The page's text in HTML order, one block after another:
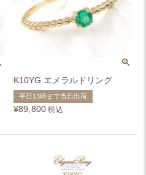
K10YG エメラルドリング
平日13時まで当日出荷
¥89,800 税込